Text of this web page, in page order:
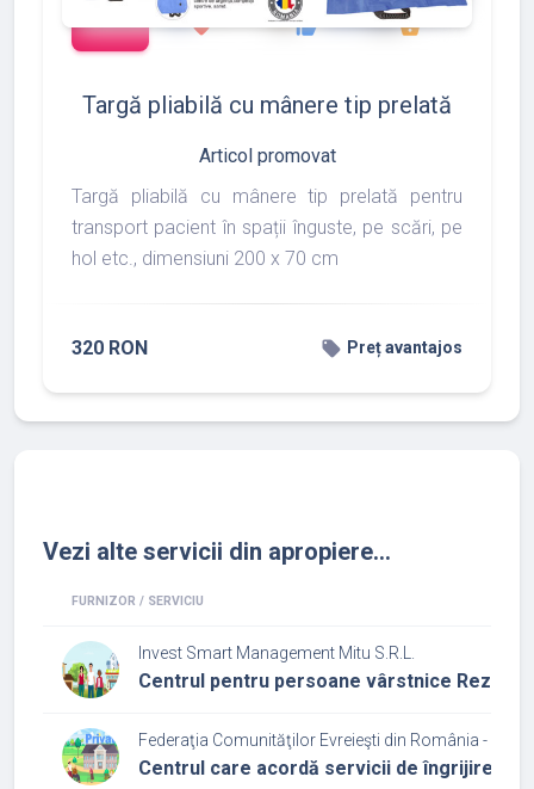
favorite thumb_up shopping_basket
Targă pliabilă cu mânere tip prelată
Articol promovat
Targă pliabilă cu mânere tip prelată pentru
transport pacient în spații înguste, pe scări, pe
hol etc., dimensiuni 200 x 70 cm
320 RON local_offer Preț avantajos
Vezi alte servicii din apropiere...
FURNIZOR / SERVICIU
Invest Smart Management Mitu S.R.L.
Centrul pentru persoane vârstnice
Federaţia Comunităţilor Evreieşti din România -
Centrul care acordă servicii de îngrijire și